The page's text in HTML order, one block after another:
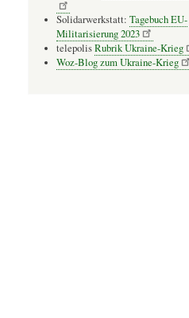
Solidarwerkstatt: Tagebuch EU-
Militarisierung 2023
telepolisRubrik Ukraine-Krieg
Woz-Blog zum Ukraine-Krieg